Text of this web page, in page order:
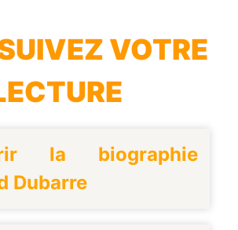
VOTRE
la biographie
Dubarre